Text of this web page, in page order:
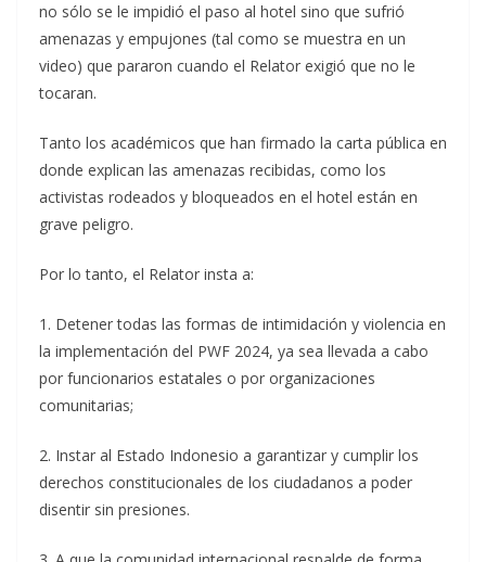
no sólo se le impidió el paso al hotel sino que sufrió
amenazas y empujones (tal como se muestra en un
video) que pararon cuando el Relator exigió que no le
tocaran.
Tanto los académicos que han firmado la carta pública en
donde explican las amenazas recibidas, como los
activistas rodeados y bloqueados en el hotel están en
grave peligro.
Por lo tanto, el Relator insta a:
1. Detener todas las formas de intimidación y violencia en
la implementación del PWF 2024, ya sea llevada a cabo
por funcionarios estatales o por organizaciones
comunitarias;
2. Instar al Estado Indonesio a garantizar y cumplir los
derechos constitucionales de los ciudadanos a poder
disentir sin presiones.